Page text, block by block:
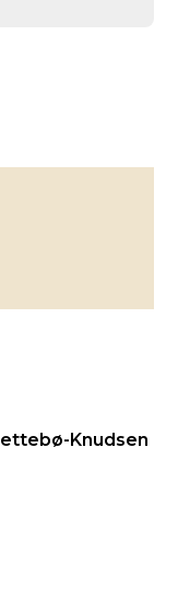
Knudsen